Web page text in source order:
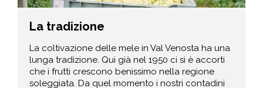
La tradizione
La coltivazione delle mele in Val Venosta ha una
lunga tradizione. Qui già nel 1950 ci si è accorti
che i frutti crescono benissimo nella regione
soleggiata. Da quel momento i nostri contadini